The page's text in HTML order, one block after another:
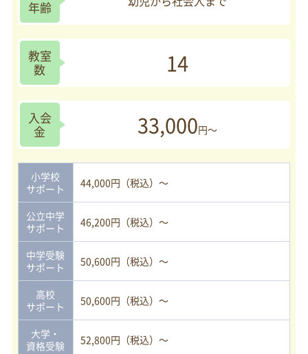
年齢
教室
数
14
入会
金
33,000円～
小学校
サポート
44,000円（税込）～
公立中学
サポート
46,200円（税込）～
中学受験
サポート
50,600円（税込）～
高校
サポート
50,600円（税込）～
大学・
資格受験
52,800円（税込）～